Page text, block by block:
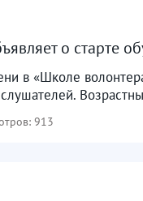
о старте
в «Школе
913